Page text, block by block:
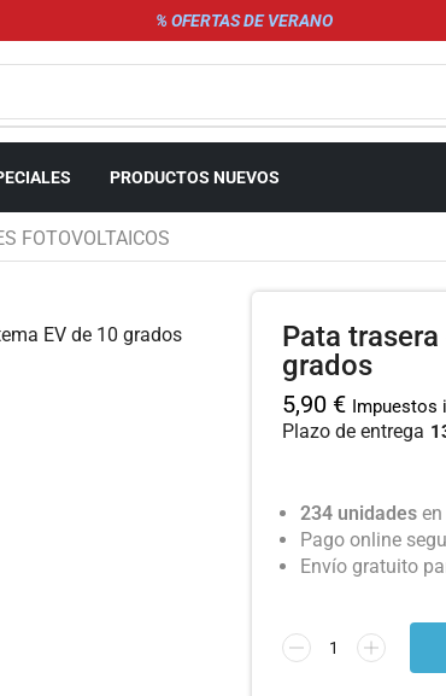
% OFERTAS DE VERANO
PRODUCTOS NUEVOS
FOTOVOLTAICOS
Pata
grados
5,90 € Impuestos
Plazo de entrega
234 unidades
Pago online
Envío gratuito